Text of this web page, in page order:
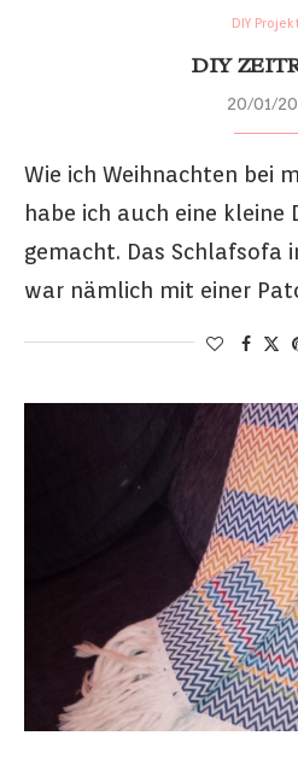
DIY
DIY
20/01/
Wie ich Weihnachten bei
habe ich auch eine kleine
gemacht. Das Schlafsofa
war nämlich mit einer